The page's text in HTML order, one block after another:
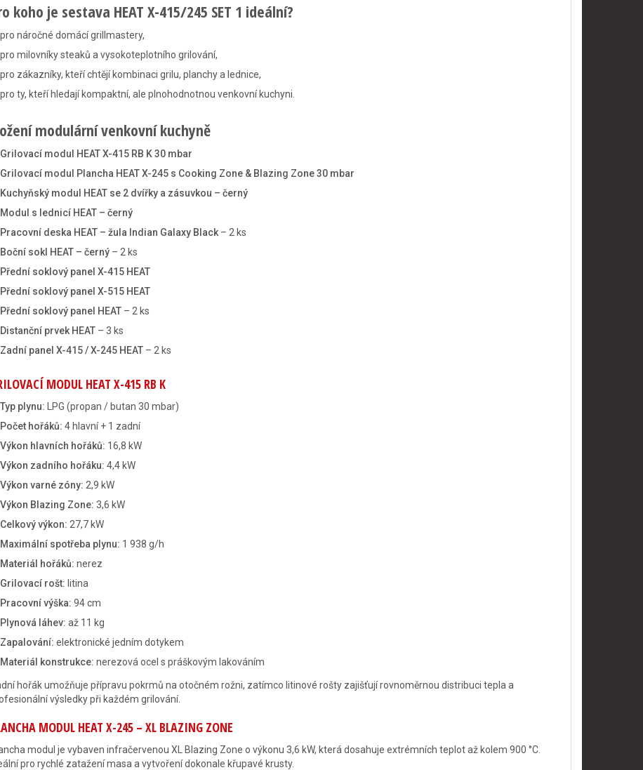
koho je sestava HEAT X-415/245 SET 1 ideální?
pro náročné domácí grillmastery,
pro milovníky steaků a vysokoteplotního grilování,
pro zákazníky, kteří chtějí kombinaci grilu, planchy a lednice,
pro ty, kteří hledají kompaktní, ale plnohodnotnou venkovní kuchyni.
modulární venkovní kuchyně
Grilovací modul HEAT X-415 RB K 30 mbar
Grilovací modul Plancha HEAT X-245 s Cooking Zone & Blazing Zone 30 mbar
Kuchyňský modul HEAT se 2 dvířky a zásuvkou – černý
Modul s lednicí HEAT – černý
Pracovní deska HEAT – žula Indian Galaxy Black – 2 ks
Boční sokl HEAT – černý – 2 ks
Přední soklový panel X-415 HEAT
Přední soklový panel X-515 HEAT
Přední soklový panel HEAT – 2 ks
Distanční prvek HEAT – 3 ks
Zadní panel X-415 / X-245 HEAT – 2 ks
MODUL HEAT X-415 RB K
Typ plynu: LPG (propan / butan 30 mbar)
Počet hořáků: 4 hlavní + 1 zadní
Výkon hlavních hořáků: 16,8 kW
Výkon zadního hořáku: 4,4 kW
Výkon varné zóny: 2,9 kW
Výkon Blazing Zone: 3,6 kW
Celkový výkon: 27,7 kW
Maximální spotřeba plynu: 1 938 g/h
Materiál hořáků: nerez
Grilovací rošt: litina
Pracovní výška: 94 cm
Plynová láhev: až 11 kg
Zapalování: elektronické jedním dotykem
Materiál konstrukce: nerezová ocel s práškovým lakováním
hořák umožňuje přípravu pokrmů na otočném rožni, zatímco litinové rošty zajišťují rovnoměrnou distribuci tepla a
výsledky při každém grilování.
MODUL HEAT X-245 – XL BLAZING ZONE
modul je vybaven infračervenou XL Blazing Zone o výkonu 3,6 kW, která dosahuje extrémních teplot až kolem 900 °C.
pro rychlé zatažení masa a vytvoření dokonale křupavé krusty.